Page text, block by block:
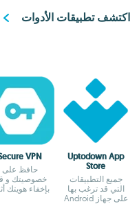
اكتشف تطبيقات الأدوات
Uptodown App
Store
جميع التطبيقات
التي قد ترغب بها
على جهاز Android
VPN
حافظ على
خصوصيتك و
بإخفاء هويتك